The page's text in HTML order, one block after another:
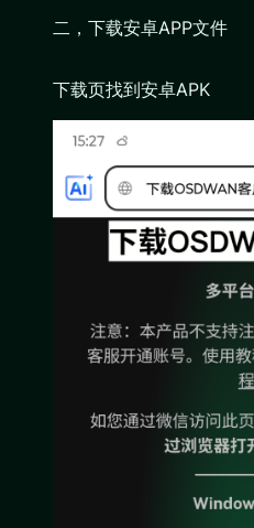
二，下载安卓APP文件
下载页找到安卓APK